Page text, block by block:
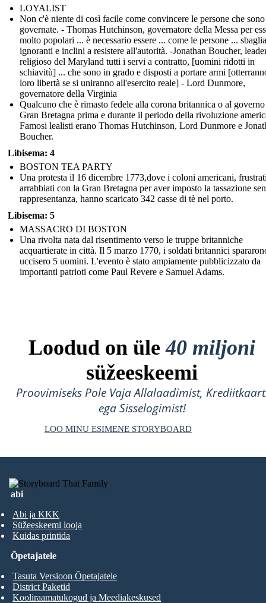
LOYALIST
Non c'è niente di così facile come convincere le persone che
governate. - Thomas Hutchinson, governatore della Messa per
molto popolari ... è necessario essere ... come le persone ...
ignoranti e inclini a resistere all'autorità. -Jonathan Boucher,
religioso del Maryland tutti i servi a contratto, [uomini ridotti in
schiavitù] ... che sono in grado e disposti a portare armi
loro libertà se si uniranno all'esercito reale] - Lord Dunmore,
governatore della Virginia
Qualcuno che è rimasto fedele alla corona britannica o al
Gran Bretagna prima e durante il periodo della rivoluzione
Famosi lealisti erano Thomas Hutchinson, Lord Dunmore e
Boucher.
Libisema: 4
BOSTON TEA PARTY
Una protesta il 16 dicembre 1773,dove i coloni americani,
arrabbiati con la Gran Bretagna per aver imposto la tassazione
rappresentanza, hanno scaricato 342 casse di tè nel porto.
Libisema: 5
MASSACRO DI BOSTON
Una rivolta nata dal risentimento verso le truppe britanniche
acquartierate in città. Il 5 marzo 1770, i soldati britannici
uccisero 5 uomini. L'evento è stato ampiamente pubblicizzato da
importanti patrioti come Paul Revere e Samuel Adams.
Loodud on üle40 miljoni
süžeeskeemi
Proovimiseks Pole Vaja Allalaadimist,
ega Sisselogimist!
LOO MINU ESIMENE STORYBOARD
abi
Abi ja KKK
Süžeeskeemi looja
Kuidas printida
Õpetajatele
Tasuta Versioon Õpetajatele
District Paketid
Kooliraamatukogud ja Meediakeskused